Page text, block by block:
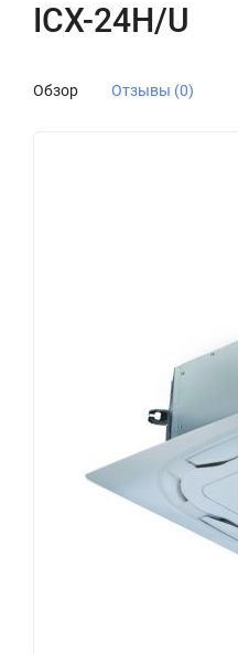
ICX-24H/U
Обзор Отзывы (0)